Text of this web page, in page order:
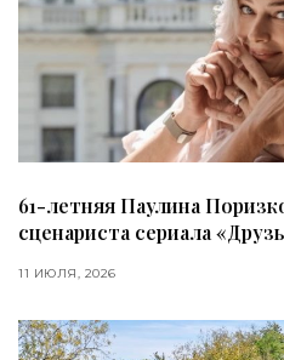
61-летняя Паулина
сценариста сериала
11 ИЮЛЯ, 2026